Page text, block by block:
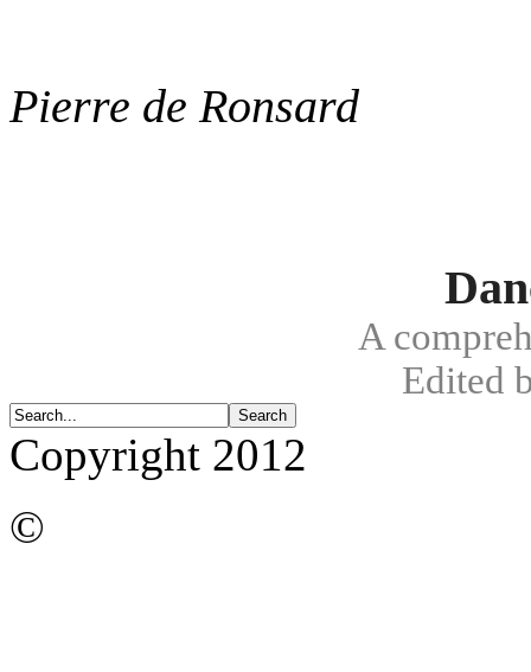
Pierre de Ronsard
A
Edited
Copyright 2012
©